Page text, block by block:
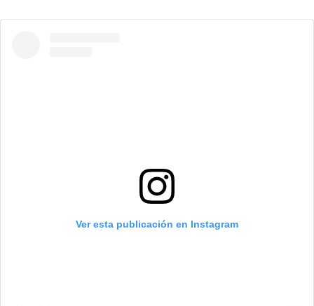
Ver esta publicación en Instagram